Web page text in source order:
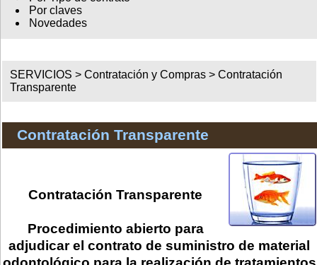
Por claves
Novedades
SERVICIOS >Contratación y Compras >Contratación
Transparente
Contratación Transparente
Contratación Transparente
Procedimiento abierto para
adjudicar el contrato de suministro de material